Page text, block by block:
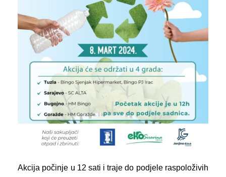
Akcija počinje u 12 sati i traje do podjele raspoloživih